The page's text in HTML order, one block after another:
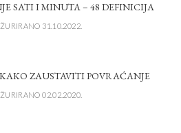
SATI I MINUTA – 48 DEFINICIJA
31.10.2022.
ZAUSTAVITI POVRAĆANJE
02.02.2020.